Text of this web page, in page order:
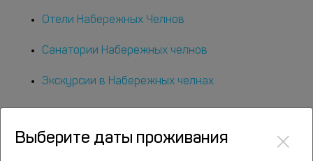
Отели Набережных Челнов
Санатории Набережных челнов
Экскурсии в Набережных челнах
Выберите даты проживания ×